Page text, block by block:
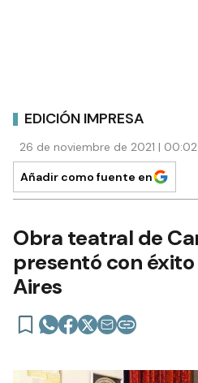
EDICIÓN IMPRESA
26 de noviembre de 2021 |
Añadir como fuente en
Obra teatral de
presentó con éxito
Aires